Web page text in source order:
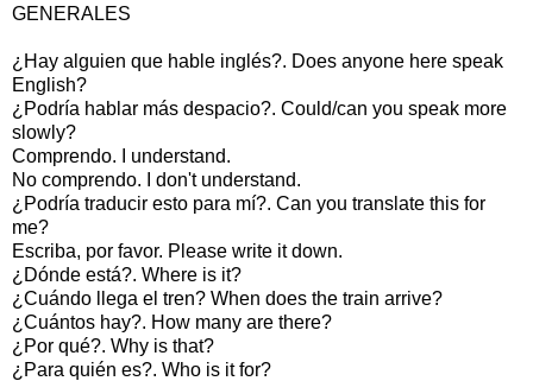
GENERALES
¿Hay alguien que hable inglés?. Does anyone here speak
English?
¿Podría hablar más despacio?. Could/can you speak more
slowly?
Comprendo. I understand.
No comprendo. I don't understand.
¿Podría traducir esto para mí?. Can you translate this for
me?
Escriba, por favor. Please write it down.
¿Dónde está?. Where is it?
¿Cuándo llega el tren? When does the train arrive?
¿Cuántos hay?. How many are there?
¿Por qué?. Why is that?
¿Para quién es?. Who is it for?